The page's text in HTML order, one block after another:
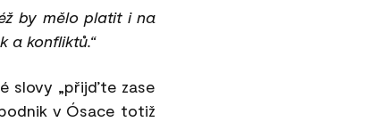
by mělo platit i na
a konfliktů.“
slovy „přijďte zase
v Ósace totiž